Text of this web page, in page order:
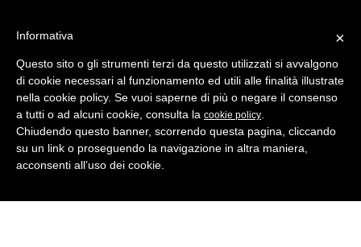
Indietro
CHIAVI AUTO > INSERTI PER TESTE ELETTRON. HORSE SHOE
horse shoe ns34u nero
×
Informativa
Questo sito o gli strumenti terzi da questo utilizzati si avvalgono
di cookie necessari al funzionamento ed utili alle finalità illustrate
nella cookie policy. Se vuoi saperne di più o negare il consenso
a tutti o ad alcuni cookie, consulta la cookie policy
Chiudendo questo banner, scorrendo questa pagina, cliccando
su un link o proseguendo la navigazione in altra maniera,
acconsenti all’uso dei cookie.